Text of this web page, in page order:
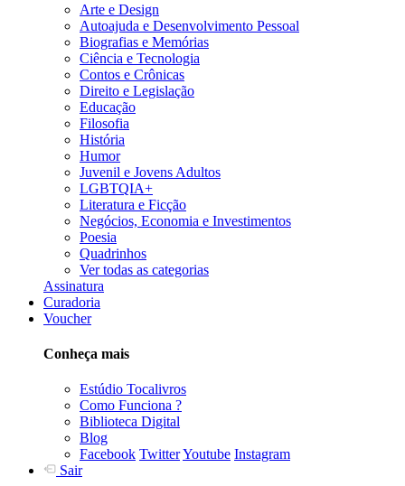
Arte e Design
Autoajuda e Desenvolvimento Pessoal
Biografias e Memórias
Ciência e Tecnologia
Contos e Crônicas
Direito e Legislação
Educação
Filosofia
História
Humor
Juvenil e Jovens Adultos
LGBTQIA+
Literatura e Ficção
Negócios, Economia e Investimentos
Poesia
Quadrinhos
Ver todas as categorias
Assinatura
Curadoria
Voucher
Conheça mais
Estúdio Tocalivros
Como Funciona ?
Biblioteca Digital
Blog
Facebook TwitterYoutube Instagram
Sair